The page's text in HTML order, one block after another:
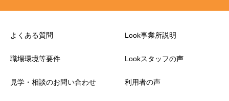
よくある質問
職場環境等要件
見学・相談のお問い合わせ
Look事業所説明
Lookスタッフの声
利用者の声